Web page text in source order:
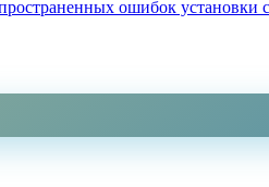
ошибок установки